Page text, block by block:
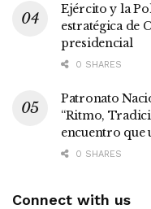
Ejército y la
estratégica de
presidencial
0 SHARES
Patronato
“Ritmo,
encuentro que
0 SHARES
Connect with us